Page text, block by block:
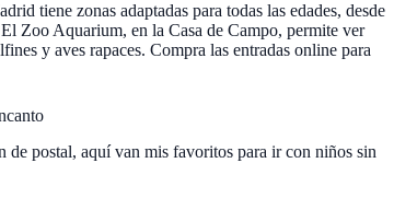
tiene zonas adaptadas para todas las edades, desde
Zoo Aquarium, en la Casa de Campo, permite ver
y aves rapaces. Compra las entradas online para
de postal, aquí van mis favoritos para ir con niños sin